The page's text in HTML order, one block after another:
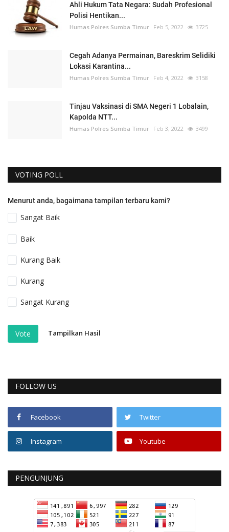
Ahli Hukum Tata Negara: Sudah Profesional
Polisi Hentikan...
Humas Polres Sumba Timur Feb 5, 2022 3725
Cegah Adanya Permainan, Bareskrim Selidiki
Lokasi Karantina...
Humas Polres Sumba Timur Feb 4, 2022 3158
Tinjau Vaksinasi di SMA Negeri 1 Lobalain,
Kapolda NTT...
Humas Polres Sumba Timur Feb 3, 2022 3499
VOTING POLL
Menurut anda, bagaimana tampilan terbaru kami?
Sangat Baik
Baik
Kurang Baik
Kurang
Sangat Kurang
Vote Tampilkan Hasil
FOLLOW US
Facebook Twitter
Instagram Youtube
PENGUNJUNG